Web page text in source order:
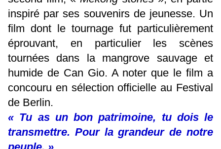
inspiré par ses souvenirs de jeunesse. Un
film dont le tournage fut particulièrement
éprouvant, en particulier les scènes
tournées dans la mangrove sauvage et
humide de Can Gio. A noter que le film a
concouru en sélection officielle au Festival
de Berlin.
« Tu as un bon patrimoine, tu dois le
transmettre. Pour la grandeur de notre